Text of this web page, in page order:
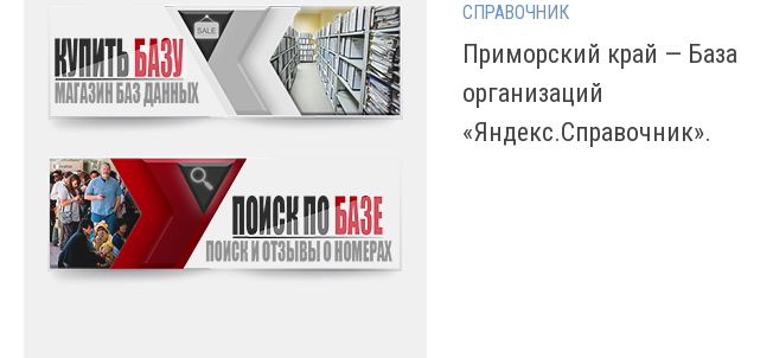
СПРАВОЧНИК
Приморский край — База
организаций
«Яндекс.Справочник».